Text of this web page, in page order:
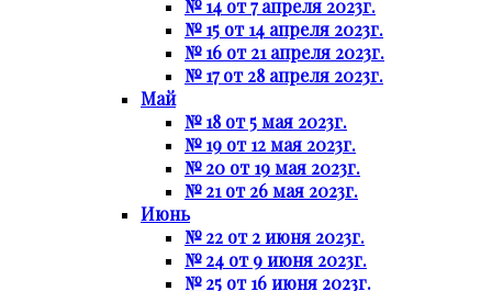
№ 14 от 7 апреля 2023г.
№ 15 от 14 апреля 2023г.
№ 16 от 21 апреля 2023г.
№ 17 от 28 апреля 2023г.
Май
№ 18 от 5 мая 2023г.
№ 19 от 12 мая 2023г.
№ 20 от 19 мая 2023г.
№ 21 от 26 мая 2023г.
Июнь
№ 22 от 2 июня 2023г.
№ 24 от 9 июня 2023г.
№ 25 от 16 июня 2023г.